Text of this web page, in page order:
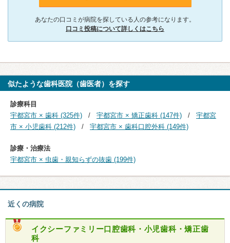
あなたの口コミが病院を探している人の参考になります。
口コミ投稿について詳しくはこちら
似たような歯科医院（歯医者）を探す
診療科目
宇都宮市 × 歯科 (325件)
宇都宮市 × 矯正歯科 (147件)
宇都宮
市 × 小児歯科 (212件)
宇都宮市 × 歯科口腔外科 (149件)
診療・治療法
宇都宮市 × 虫歯・親知らずの抜歯 (199件)
近くの病院
イクシーファミリー口腔歯科・小児歯科・矯正歯
科